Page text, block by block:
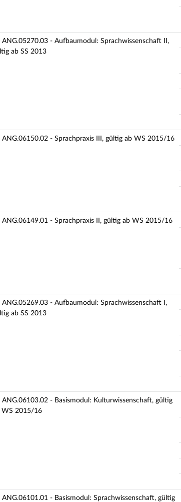
ANG.05270.03 - Aufbaumodul: Sprachwissenschaft II,
ab SS 2013
ANG.06150.02 - Sprachpraxis III, gültig ab WS 2015/16
ANG.06149.01 - Sprachpraxis II, gültig ab WS 2015/16
ANG.05269.03 - Aufbaumodul: Sprachwissenschaft I,
ab SS 2013
ANG.06103.02 - Basismodul: Kulturwissenschaft, gültig
WS 2015/16
ANG.06101.01 - Basismodul: Sprachwissenschaft, gültig